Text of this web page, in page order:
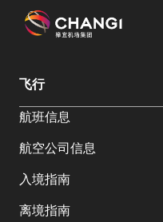
有
宜
网
樟宜机场 樟宜机场餐饮与购物
飞行
航班信息
航空公司信息
入境指南
离境指南